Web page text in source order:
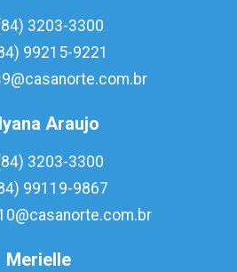
3203-3300
99215-9221
Araujo
3203-3300
99119-9867
Merielle